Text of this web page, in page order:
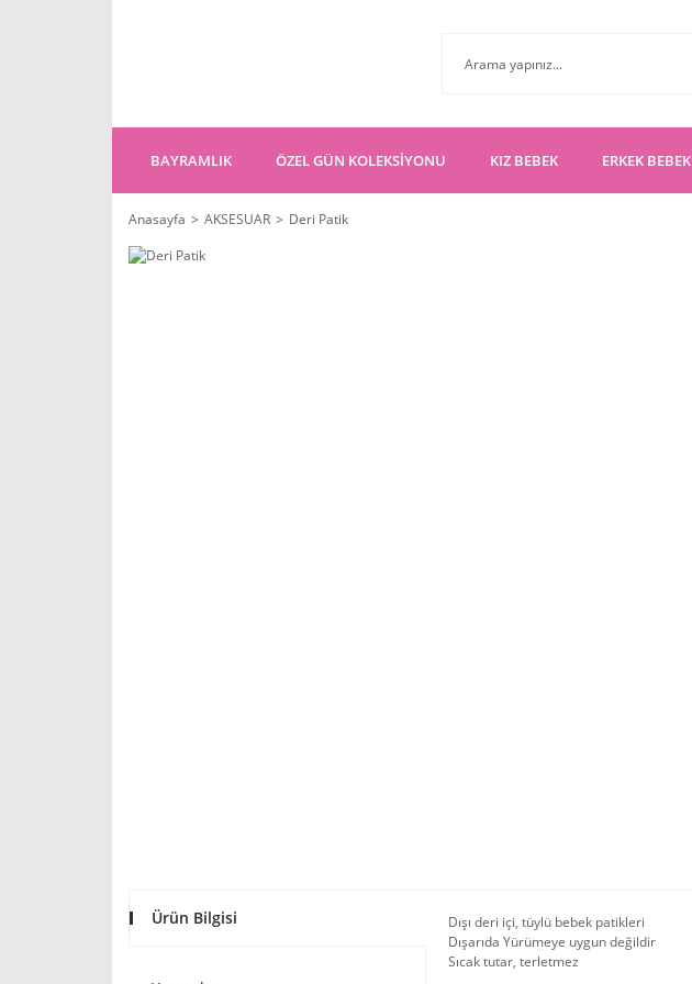
BAYRAMLIK ÖZEL GÜN KOLEKSİYONU KIZ BEBEK ERKEK BEBEK
Anasayfa AKSESUAR
Deri Patik
Ürün Bilgisi
Dışı deri içi, tüylü bebek patikleri
Dışarıda Yürümeye uygun değildir
Sıcak tutar, terletmez